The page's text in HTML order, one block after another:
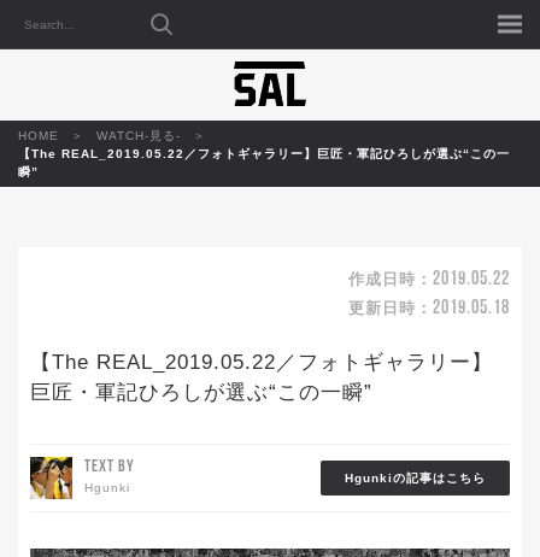
HOME
WATCH-見る-
【The REAL_2019.05.22／フォトギャラリー】巨匠・軍記ひろしが選ぶ“この一
瞬”
作成日時： 2019.05.22
更新日時： 2019.05.18
【The REAL_2019.05.22／フォトギャラリー】
巨匠・軍記ひろしが選ぶ“この一瞬”
TEXT BY
Hgunki
Hgunkiの記事はこちら